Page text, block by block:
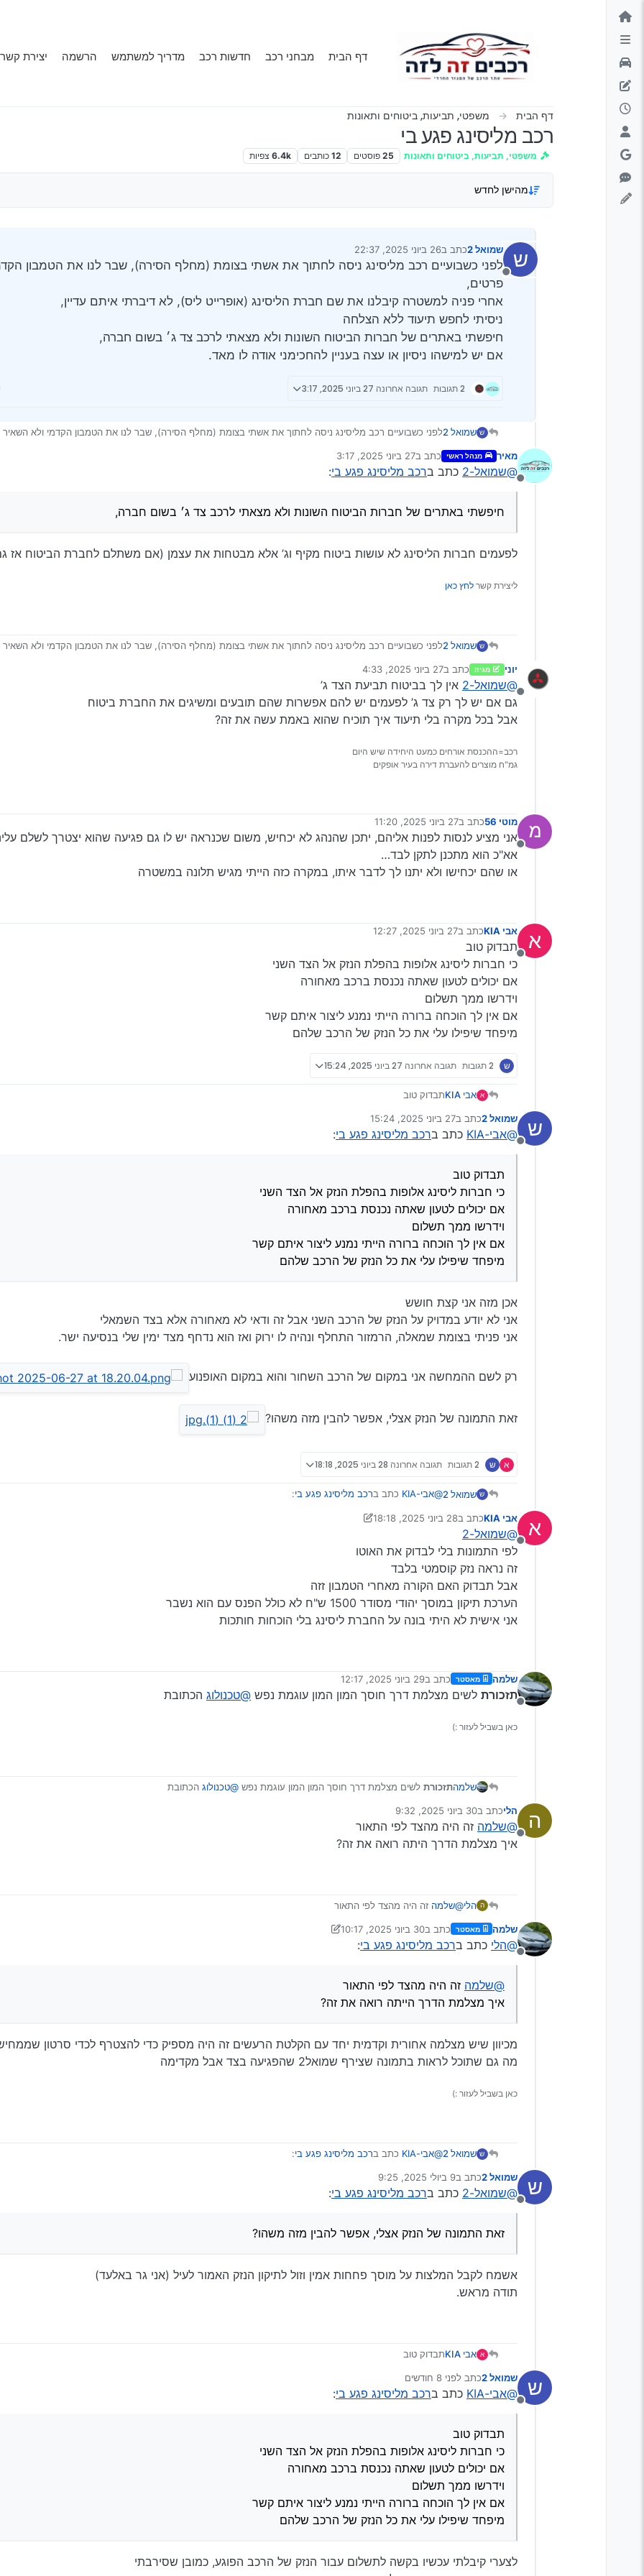
דילוג לתוכן
דף הבית מבחני רכב חדשות רכב מדריך למשתמש הרשמה יצירת קשר
דף הבית משפטי, תביעות, ביטוחים ותאונות
רכב מליסינג פגע בי
משפטי, תביעות, ביטוחים ותאונות 25 פוסטים 12 כותבים 6.4k צפיות
מהישן לחדש
ש
מנותק
שמואל 2 כתב ב26 ביוני 2025, 22:37
נערך לאחרונה על ידי
לפני כשבועיים רכב מליסינג ניסה לחתוך את אשתי בצומת (מחלף הסירה), שבר לנו את הטמבון
פרטים,
אחרי פניה למשטרה קיבלנו את שם חברת הליסינג (אופרייט ליס), לא דיברתי איתם עדיין,
ניסיתי לחפש תיעוד ללא הצלחה
חיפשתי באתרים של חברות הביטוח השונות ולא מצאתי לרכב צד ג׳ בשום חברה,
אם יש למישהו ניסיון או עצה בעניין להחכימני אודה לו מאד.
2 תגובות תגובה אחרונה 27 ביוני 2025, 3:17
ש שמואל 2 לפני כשבועיים רכב מליסינג ניסה לחתוך את אשתי בצומת (מחלף הסירה), שבר לנו את הטמבון הקדמי ולא
ניסיתי לחפש תיעוד ללא הצלחה
חיפשתי באתרים של חברות הביטוח השונות ולא מצאתי לרכב צד ג׳ בשום חברה,
מנותק
מאיר מנהל ראשי כתב ב27 ביוני 2025, 3:17
נערך לאחרונה על ידי
@שמואל-2 כתב ברכב מליסינג פגע בי:
חיפשתי באתרים של חברות הביטוח השונות ולא מצאתי לרכב צד ג׳ בשום חברה,
לפעמים חברות הליסינג לא עושות ביטוח מקיף וג’ אלא מבטחות את עצמן (אם משתלם לחברת הביטוח אז
ליצירת קשר לחץ כאן
ש שמואל 2 לפני כשבועיים רכב מליסינג ניסה לחתוך את אשתי בצומת (מחלף הסירה), שבר לנו את הטמבון הקדמי ולא
ניסיתי לחפש תיעוד ללא הצלחה
חיפשתי באתרים של חברות הביטוח השונות ולא מצאתי לרכב צד ג׳ בשום חברה,
אם יש למישהו ניסיון או עצה בעניין להחכימני אודה לו מאד.
מנותק
יוני מגיה כתב ב27 ביוני 2025, 4:33
נערך לאחרונה על ידי
@שמואל-2
אין לך בביטוח תביעת הצד ג’
גם אם יש לך רק צד ג’ לפעמים יש להם אפשרות שהם תובעים ומשיגים את החברת ביטוח
אבל בכל מקרה בלי תיעוד איך תוכיח שהוא באמת עשה את זה?
רכב=ההכנסת אורחים כמעט היחידה שיש היום
גמ"ח מוצרים להעברת דירה בעיר אופקים
מנותק
מוטי 56 כתב ב27 ביוני 2025, 11:20
נערך לאחרונה על ידי
אני מציע לנסות לפנות אליהם, יתכן שהנהג לא יכחיש, משום שכנראה יש לו גם פגיעה שהוא יצטרך לשלם
אא"כ הוא מתכנן לתקן לבד…
או שהם יכחישו ולא יתנו לך לדבר איתו, במקרה כזה הייתי מגיש תלונה במשטרה
א
מנותק
אבי KIA כתב ב27 ביוני 2025, 12:27
נערך לאחרונה על ידי
תבדוק טוב
כי חברות ליסינג אלופות בהפלת הנזק אל הצד השני
אם יכולים לטעון שאתה נכנסת ברכב מאחורה
וידרשו ממך תשלום
אם אין לך הוכחה ברורה הייתי נמנע ליצור איתם קשר
מיפחד שיפילו עלי את כל הנזק של הרכב שלהם
ש 2 תגובות תגובה אחרונה 27 ביוני 2025, 15:24
א אבי KIA
תבדוק טוב
אם יכולים לטעון שאתה נכנסת ברכב מאחורה
וידרשו ממך תשלום
ש
מנותק
שמואל 2 כתב ב27 ביוני 2025, 15:24
נערך לאחרונה על ידי
@אבי-KIA כתב ברכב מליסינג פגע בי:
תבדוק טוב
כי חברות ליסינג אלופות בהפלת הנזק אל הצד השני
אם יכולים לטעון שאתה נכנסת ברכב מאחורה
וידרשו ממך תשלום
אם אין לך הוכחה ברורה הייתי נמנע ליצור איתם קשר
מיפחד שיפילו עלי את כל הנזק של הרכב שלהם
אכן מזה אני קצת חושש
אני לא יודע במדויק על הנזק של הרכב השני אבל זה ודאי לא מאחורה אלא בצד השמאלי
אני פניתי בצומת שמאלה, הרמזור התחלף ונהיה לו ירוק ואז הוא נדחף מצד ימין שלי בנסיעה ישר.
רק לשם ההמחשה אני במקום של הרכב השחור והוא במקום האופנוע
זאת התמונה של הנזק אצלי, אפשר להבין מזה משהו?
א ש 2 תגובות תגובה אחרונה 28 ביוני 2025, 18:18
ש שמואל 2 @אבי-KIA כתב ברכב מליסינג פגע בי:
כי חברות ליסינג אלופות בהפלת הנזק אל הצד השני
אם יכולים לטעון שאתה נכנסת ברכב מאחורה
וידרשו ממך תשלום
אם אין לך הוכחה ברורה הייתי נמנע ליצור איתם קשר
מיפחד שיפילו עלי את כל הנזק של הרכב שלהם
אכן מזה אני קצת חושש
אני לא יודע במדויק על הנזק של הרכב השני אבל זה ודאי לא מאחורה אלא בצד השמאלי
אני פניתי בצומת שמאלה, הרמזור התחלף ונהיה לו ירוק ואז הוא נדחף מצד ימין שלי בנסיעה ישר.
רק לשם ההמחשה אני במקום של הרכב השחור והוא במקום האופנוע
זאת התמונה של הנזק אצלי, אפשר להבין מזה משהו?
א
מנותק
אבי KIA כתב ב28 ביוני 2025, 18:18
נערך לאחרונה על ידי אבי KIA
@שמואל-2
לפי התמונות בלי לבדוק את האוטו
זה נראה נזק קוסמטי בלבד
אבל תבדוק האם הקורה מאחרי הטמבון זזה
הערכת תיקון במוסך יהודי מסודר 1500 ש"ח לא כולל הפנס עם הוא נשבר
אני אישית לא היתי בונה על החברת ליסינג בלי הוכחות חותכות
מנותק
שלמה מאסטר כתב ב29 ביוני 2025, 12:17
נערך לאחרונה על ידי
תזכורת לשים מצלמת דרך חוסך המון המון עוגמת נפש @טכנולוג הכתובת
כאן בשביל לעזור :)
שלמהתזכורת לשים מצלמת דרך חוסך המון המון עוגמת נפש@טכנולוג הכתובת
ה
מנותק
הליכתב ב30 ביוני 2025, 9:32
נערך לאחרונה על ידי
@שלמה זה היה מהצד לפי התאור
איך מצלמת הדרך היתה רואה את זה?
ה הלי@שלמה זה היה מהצד לפי התאור
מנותק
שלמה מאסטר כתב ב30 ביוני 2025, 10:17
נערך לאחרונה על ידי שלמה
@הלי כתב ברכב מליסינג פגע בי:
@שלמה זה היה מהצד לפי התאור
איך מצלמת הדרך הייתה רואה את זה?
מכיוון שיש מצלמה אחורית וקדמית יחד עם הקלטת הרעשים זה היה מספיק כדי להצטרף לכדי סרטון
מה גם שתוכל לראות בתמונה שצירף שמואל2 שהפגיעה בצד אבל מקדימה
כאן בשביל לעזור :)
ש שמואל 2 @אבי-KIA כתב ברכב מליסינג פגע בי:
תבדוק טוב
וידרשו ממך תשלום
אני לא יודע במדויק על הנזק של הרכב השני אבל זה ודאי לא מאחורה אלא בצד השמאלי
ש
מנותק
שמואל 2 כתב ב9 ביולי 2025, 9:25
נערך לאחרונה על ידי
@שמואל-2 כתב ברכב מליסינג פגע בי:
זאת התמונה של הנזק אצלי, אפשר להבין מזה משהו?
אשמח לקבל המלצות על מוסך פחחות אמין וזול לתיקון הנזק האמור לעיל (אני גר באלעד)
תודה מראש.
א אבי KIA
תבדוק טוב
אם יכולים לטעון שאתה נכנסת ברכב מאחורה
וידרשו ממך תשלום
ש
מנותק
שמואל 2 כתב לפני 8 חודשים
נערך לאחרונה על ידי
@אבי-KIA כתב ברכב מליסינג פגע בי:
תבדוק טוב
כי חברות ליסינג אלופות בהפלת הנזק אל הצד השני
אם יכולים לטעון שאתה נכנסת ברכב מאחורה
וידרשו ממך תשלום
אם אין לך הוכחה ברורה הייתי נמנע ליצור איתם קשר
מיפחד שיפילו עלי את כל הנזק של הרכב שלהם
לצערי קיבלתי עכשיו בקשה לתשלום עבור הנזק של הרכב הפוגע, כמובן שסירבתי